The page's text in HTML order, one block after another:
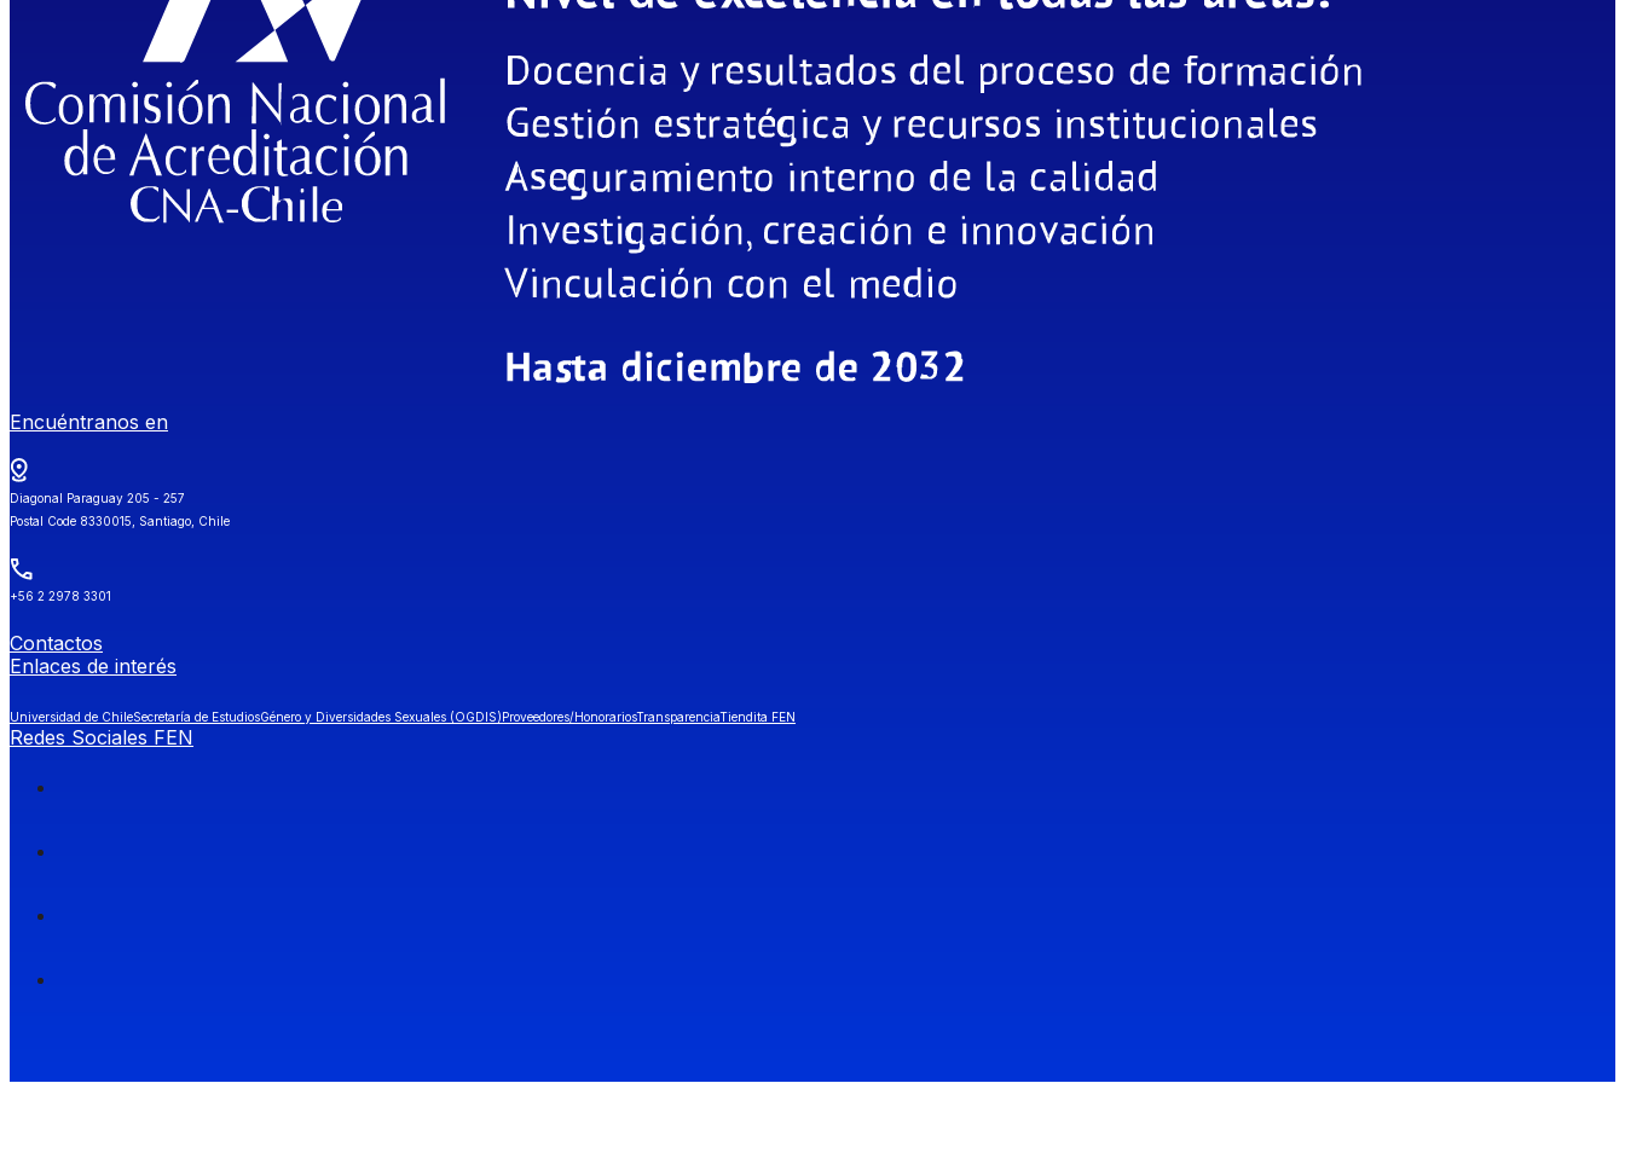
Encuéntranos en
Diagonal Paraguay 205 - 257
Postal Code 8330015, Santiago, Chile
+56 2 2978 3301
Contactos
Enlaces de interés
Universidad de ChileSecretaría de EstudiosGénero y Diversidades Sexuales (OGDIS)Proveedores/HonorariosTransparenciaTiendita FEN
Redes Sociales FEN